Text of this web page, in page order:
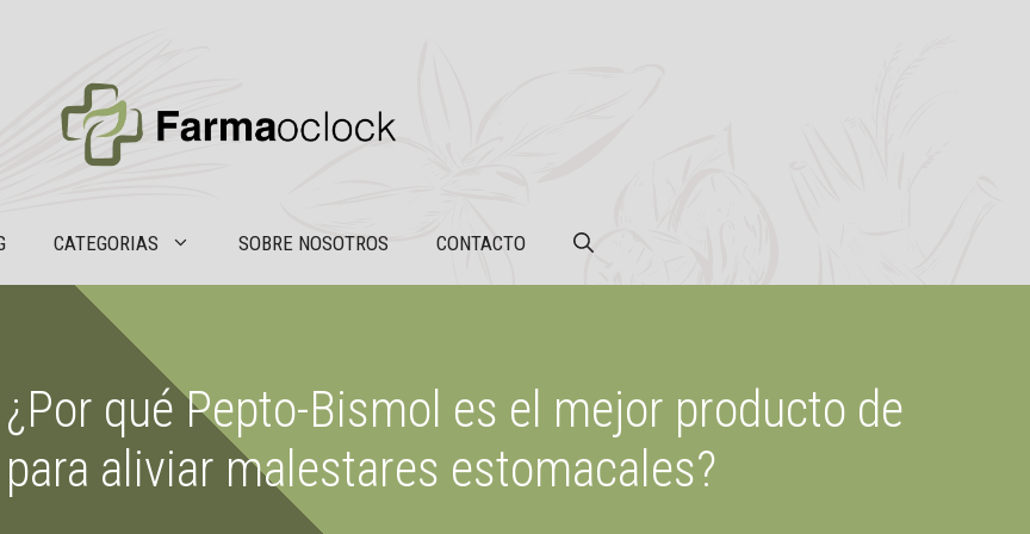
CATEGORIAS SOBRE NOSOTROS CONTACTO
qué Pepto-Bismol es el mejor producto de
aliviar malestares estomacales?